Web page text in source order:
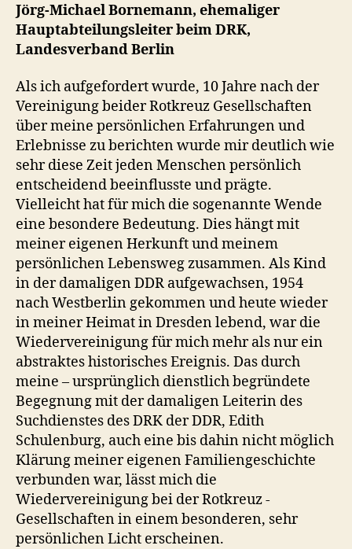
Jörg-Michael Bornemann, ehemaliger
Hauptabteilungsleiter beim DRK,
Landesverband Berlin
Als ich aufgefordert wurde, 10 Jahre nach der
Vereinigung beider Rotkreuz Gesellschaften
über meine persönlichen Erfahrungen und
Erlebnisse zu berichten wurde mir deutlich wie
sehr diese Zeit jeden Menschen persönlich
entscheidend beeinflusste und prägte.
Vielleicht hat für mich die sogenannte Wende
eine besondere Bedeutung. Dies hängt mit
meiner eigenen Herkunft und meinem
persönlichen Lebensweg zusammen. Als Kind
in der damaligen DDR aufgewachsen, 1954
nach Westberlin gekommen und heute wieder
in meiner Heimat in Dresden lebend, war die
Wiedervereinigung für mich mehr als nur ein
abstraktes historisches Ereignis. Das durch
meine – ursprünglich dienstlich begründete
Begegnung mit der damaligen Leiterin des
Suchdienstes des DRK der DDR, Edith
Schulenburg, auch eine bis dahin nicht möglich
Klärung meiner eigenen Familiengeschichte
verbunden war, lässt mich die
Wiedervereinigung bei der Rotkreuz -
Gesellschaften in einem besonderen, sehr
persönlichen Licht erscheinen.